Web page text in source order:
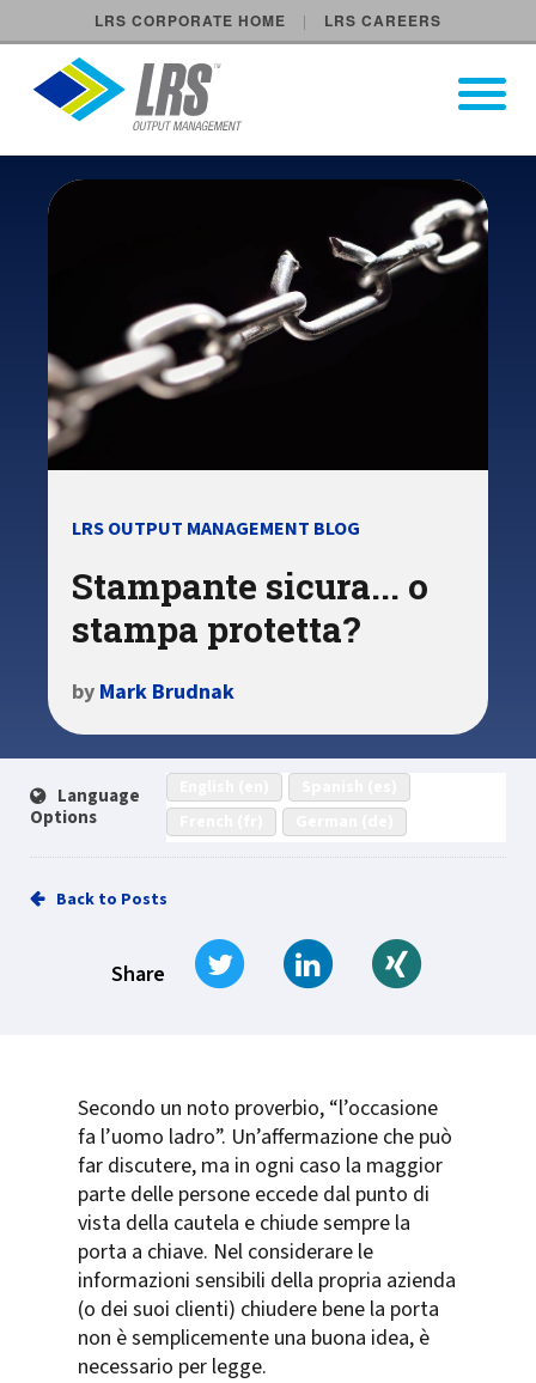
LRS CORPORATE HOME LRS CAREERS
LRS Output Management
Main Navigation
Open
LRS OUTPUT MANAGEMENT BLOG
Stampante sicura... o
stampa protetta?
by Mark Brudnak
Language
Options
Back to Posts
Share
Tweet Share on LinkedIn
Secondo un noto proverbio, “l’occasione
fa l’uomo ladro”. Un’affermazione che può
far discutere, ma in ogni caso la maggior
parte delle persone eccede dal punto di
vista della cautela e chiude sempre la
porta a chiave. Nel considerare le
informazioni sensibili della propria azienda
(o dei suoi clienti) chiudere bene la porta
non è semplicemente una buona idea, è
necessario per legge.